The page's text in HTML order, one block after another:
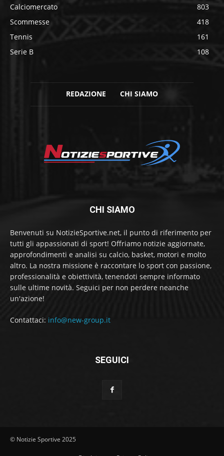
Calciomercato
803
Scommesse
418
Tennis
161
Serie B
108
REDAZIONE CHI SIAMO
CHI SIAMO
Benvenuti su NotizieSportive.net, il punto di riferimento per
tutti gli appassionati di sport! Offriamo notizie aggiornate,
approfondimenti e analisi su calcio, basket, motori e molto
altro. La nostra missione è raccontare lo sport con passione,
professionalità e obiettività, tenendoti sempre informato
sulle ultime novità. Seguici per non perdere neanche
un'azione!
Contattaci: info@new-group.it
SEGUICI
© Notizie Sportive 2025